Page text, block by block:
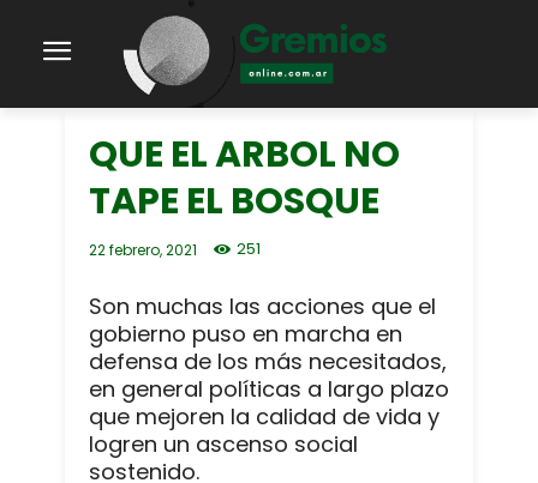
QUE EL ARBOL NO
TAPE EL BOSQUE
22 febrero, 2021 251
Son muchas las acciones que el
gobierno puso en marcha en
defensa de los más necesitados,
en general políticas a largo plazo
que mejoren la calidad de vida y
logren un ascenso social
sostenido.